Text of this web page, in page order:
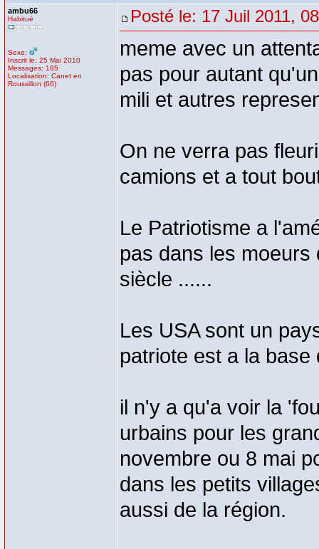
ambu66
Habitué
Sexe:
Inscrit le: 25 Mai 2010
Messages: 185
Localisation: Canet en
Roussillon (66)
Posté le: 17 Juil 2011,
meme avec un
pas pour autant
mili et autres
On ne verra pas
camions et a tout
Le Patriotisme a
pas dans les
siècle ......
Les USA sont un
patriote est a la
il n'y a qu'a voir la
urbains pour les
novembre ou 8 mai
dans les petits
aussi de la région.